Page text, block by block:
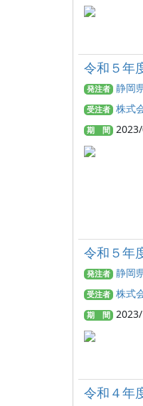
令和５年
発注者 静岡
受注者 株式
期 間
令和５年
発注者 静岡
受注者 株式
期 間
令和４年